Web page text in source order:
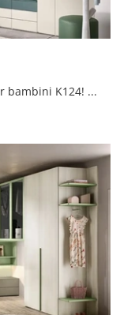
Clicca e scopri di più sulla cameretta per bambini K124! Le Camerette con letti scorrevoli Moretti Compact Camerette ti attendono.